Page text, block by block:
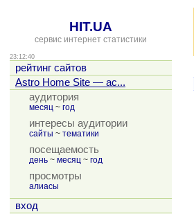
HIT.UA
сервис интернет статистики
23:12:40
рейтинг сайтов
Astro Home Site — ас...
аудитория
месяц ~ год
интересы аудитории
сайты ~ тематики
посещаемость
день ~ месяц ~ год
просмотры
алиасы
вход